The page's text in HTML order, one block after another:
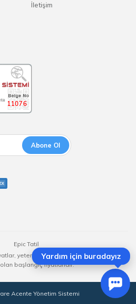
İletişim
11076
Abone Ol
Epic Tatil
yeterli kontenjan olması durumunda
başlangıç fiyatlarıdır.
Acente Yönetim Sistemi
Yardım için buradayız